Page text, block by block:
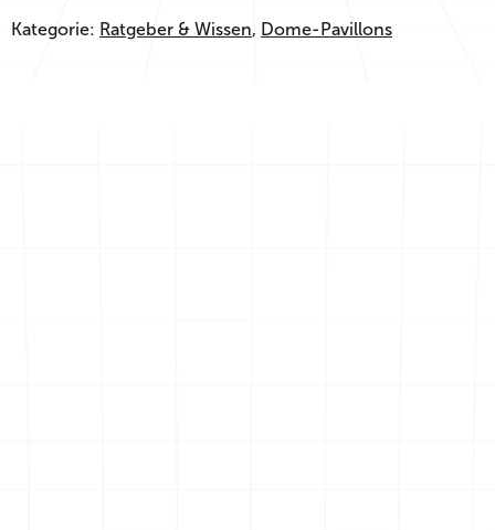
Kategorie: Ratgeber & Wissen, Dome-Pavillons